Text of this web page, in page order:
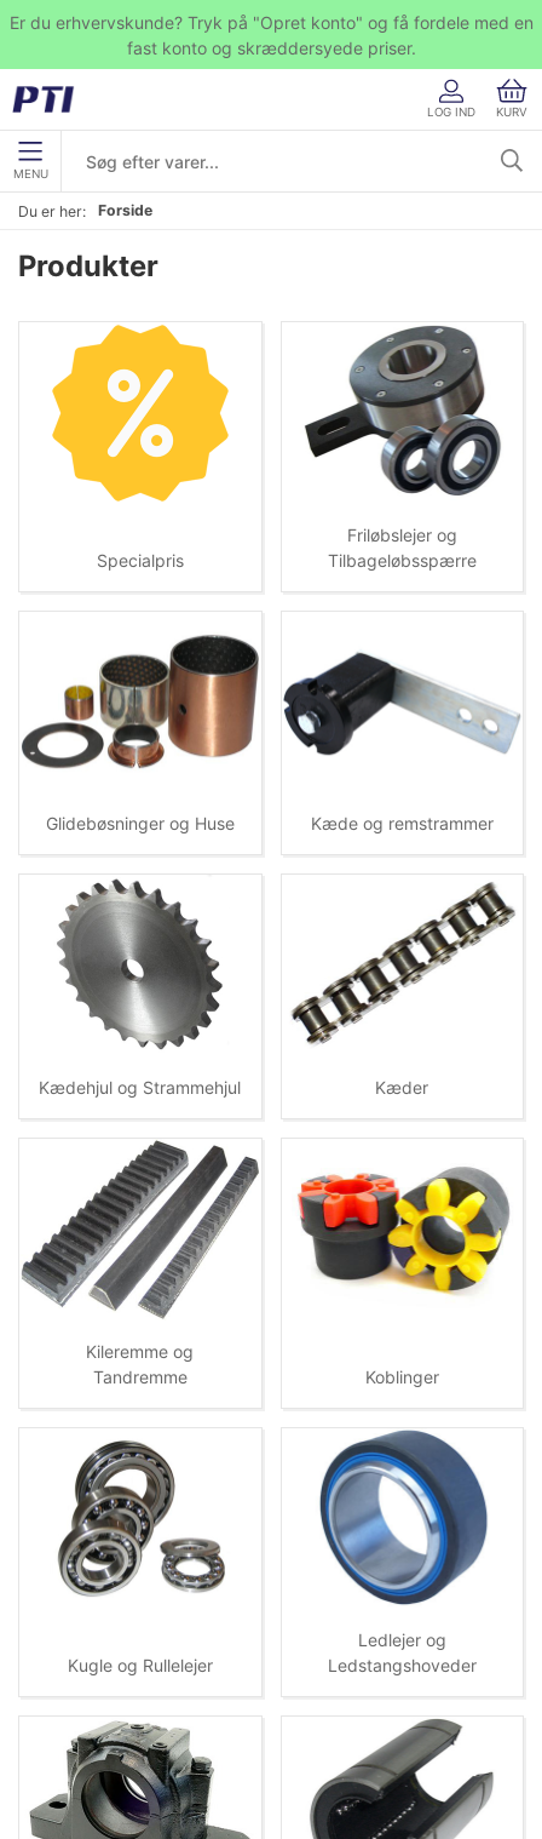
Er du erhvervskunde? Tryk på "Opret konto" og få fordele med en
fast konto og skræddersyede priser.
LOG IND KURV
MENU
Du er her: Forside
Produkter
Specialpris
Friløbslejer og
Tilbageløbsspærre
Glidebøsninger og Huse Kæde og remstrammer
Kædehjul og Strammehjul Kæder
Kileremme og
Tandremme
Koblinger
Kugle og Rullelejer
Ledlejer og
Ledstangshoveder